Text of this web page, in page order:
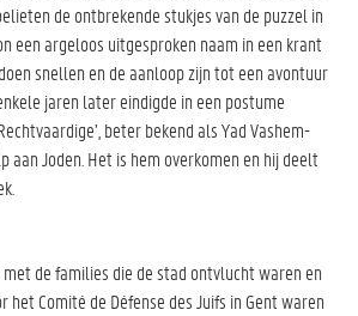
de ontbrekende stukjes van de puzzel in
een argeloos uitgesproken naam in een krant
snellen en de aanloop zijn tot een avontuur
jaren later eindigde in een postume
beter bekend als Yad Vashem-
aan Joden. Het is hem overkomen en hij deelt
de families die de stad ontvlucht waren en
het Comité de Défense des Juifs in Gent waren